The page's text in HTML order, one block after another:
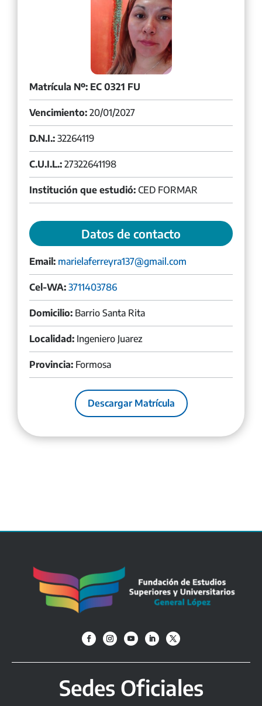
Matrícula Nº: EC 0321 FU
Vencimiento: 20/01/2027
D.N.I.: 32264119
C.U.I.L.: 27322641198
Institución que estudió: CED FORMAR
Datos de contacto
Email: marielaferreyra137@gmail.com
Cel-WA: 3711403786
Domicilio: Barrio Santa Rita
Localidad: Ingeniero Juarez
Provincia: Formosa
Descargar Matrícula
Sedes Oficiales